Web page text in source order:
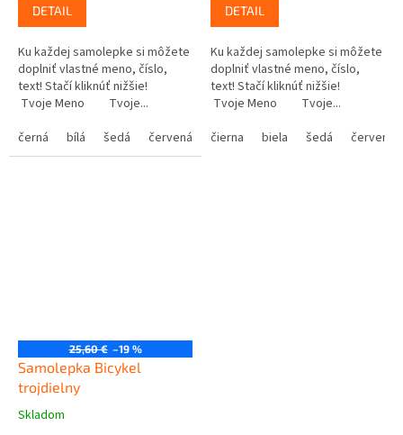
DETAIL
Ku každej samolepke si môžete
doplniť vlastné meno, číslo,
text! Stačí kliknúť nižšie!
Tvoje Meno Tvoje...
černá
bílá šedá červená modrá žlutá zelená růžová
DETAIL
Ku každej samolepke si môžete
doplniť vlastné meno, číslo,
text! Stačí kliknúť nižšie!
Tvoje Meno Tvoje...
čierna
biela šedá červená
25,60 € –19 %
Samolepka Bicykel
trojdielny
Skladom